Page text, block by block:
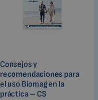
Consejos y
recomendaciones para
el uso Biomag en la
práctica – CS